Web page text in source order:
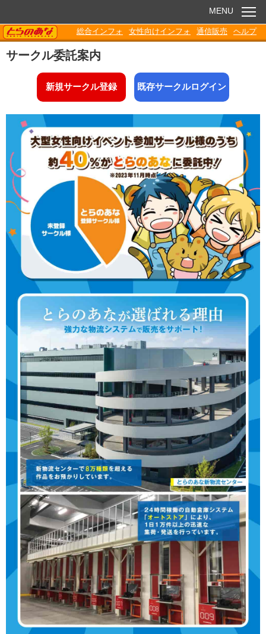
お知らせ
電子書籍
Q&A
各種ダウンロード
MENU
TORANOANA
総合インフォ 女性向けインフォ 通信販売 ヘルプ
サークル委託案内
新規サークル登録 既存サークルログイン